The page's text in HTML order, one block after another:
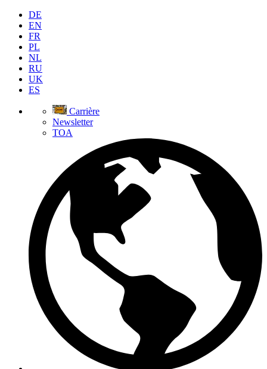
DE
EN
FR
PL
NL
RU
UK
ES
Carrière
Newsletter
TOA